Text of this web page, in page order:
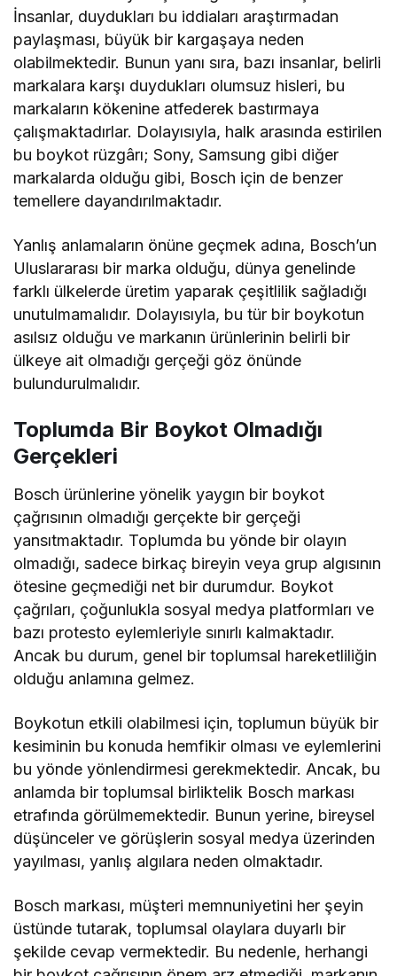
İnsanlar, duydukları bu iddiaları araştırmadan
paylaşması, büyük bir kargaşaya neden
olabilmektedir. Bunun yanı sıra, bazı insanlar, belirli
markalara karşı duydukları olumsuz hisleri, bu
markaların kökenine atfederek bastırmaya
çalışmaktadırlar. Dolayısıyla, halk arasında estirilen
bu boykot rüzgârı; Sony, Samsung gibi diğer
markalarda olduğu gibi, Bosch için de benzer
temellere dayandırılmaktadır.
Yanlış anlamaların önüne geçmek adına, Bosch’un
Uluslararası bir marka olduğu, dünya genelinde
farklı ülkelerde üretim yaparak çeşitlilik sağladığı
unutulmamalıdır. Dolayısıyla, bu tür bir boykotun
asılsız olduğu ve markanın ürünlerinin belirli bir
ülkeye ait olmadığı gerçeği göz önünde
bulundurulmalıdır.
Toplumda Bir Boykot Olmadığı
Gerçekleri
Bosch ürünlerine yönelik yaygın bir boykot
çağrısının olmadığı gerçekte bir gerçeği
yansıtmaktadır. Toplumda bu yönde bir olayın
olmadığı, sadece birkaç bireyin veya grup algısının
ötesine geçmediği net bir durumdur. Boykot
çağrıları, çoğunlukla sosyal medya platformları ve
bazı protesto eylemleriyle sınırlı kalmaktadır.
Ancak bu durum, genel bir toplumsal hareketliliğin
olduğu anlamına gelmez.
Boykotun etkili olabilmesi için, toplumun büyük bir
kesiminin bu konuda hemfikir olması ve eylemlerini
bu yönde yönlendirmesi gerekmektedir. Ancak, bu
anlamda bir toplumsal birliktelik Bosch markası
etrafında görülmemektedir. Bunun yerine, bireysel
düşünceler ve görüşlerin sosyal medya üzerinden
yayılması, yanlış algılara neden olmaktadır.
Bosch markası, müşteri memnuniyetini her şeyin
üstünde tutarak, toplumsal olaylara duyarlı bir
şekilde cevap vermektedir. Bu nedenle, herhangi